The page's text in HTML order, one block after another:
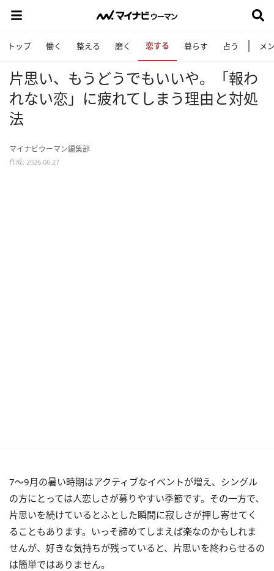
トップ 働く 整える 磨く 恋する 暮らす 占う メ
片思い、もうどうでもいいや。「報わ
れない恋」に疲れてしまう理由と対処
法
マイナビウーマン編集部
作成: 2026.06.27
7～9月の暑い時期はアクティブなイベントが増え、シングル
の方にとっては人恋しさが募りやすい季節です。その一方で、
片思いを続けているとふとした瞬間に寂しさが押し寄せてく
ることもあります。いっそ諦めてしまえば楽なのかもしれま
せんが、好きな気持ちが残っていると、片思いを終わらせるの
は簡単ではありません。